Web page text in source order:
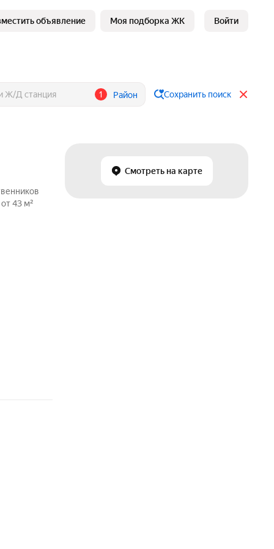
объявление Моя подборка ЖК Войти
1 Район Сохранить поиск
Смотреть на карте
43 м²